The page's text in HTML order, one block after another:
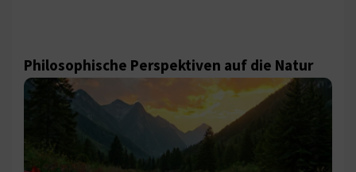
Philosophische Perspektiven auf die Natur